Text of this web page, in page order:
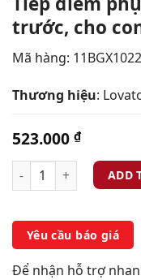
trước, cho
Mã hàng: 11BGX1022
Thương hiệu:
523.000 ₫
ADD
Yêu cầu báo giá
Để nhận hỗ trợ